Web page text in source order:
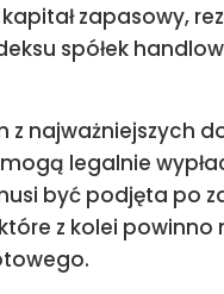
zapasowy,
spółek
z najważniejszych
legalnie
być podjęta po
z kolei powinno